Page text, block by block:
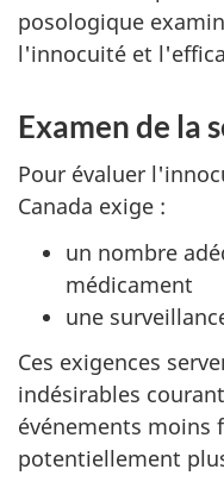
posologique
l'innocuité et
Examen de la
Pour évaluer
Canada exige :
un nombre
médicament
une
Ces exigences
indésirables
événements moins
potentiellement